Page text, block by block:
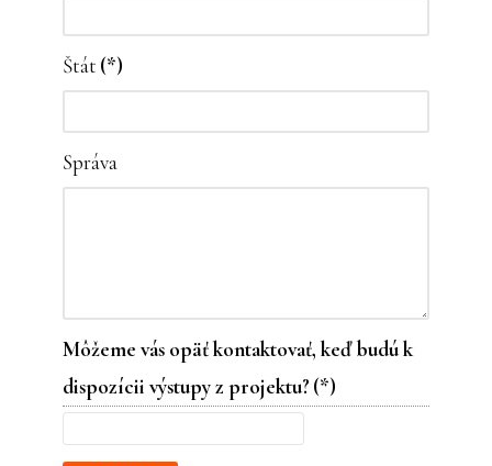
Štát (*)
Správa
Môžeme vás opäť kontaktovať, keď budú k
dispozícii výstupy z projektu? (*)